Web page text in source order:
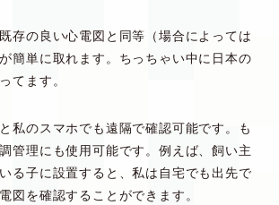
存の良い心電図と同等（場合によっては
簡単に取れます。ちっちゃい中に日本の
てます。
私のスマホでも遠隔で確認可能です。も
管理にも使用可能です。例えば、飼い主
る子に設置すると、私は自宅でも出先で
図を確認することができます。